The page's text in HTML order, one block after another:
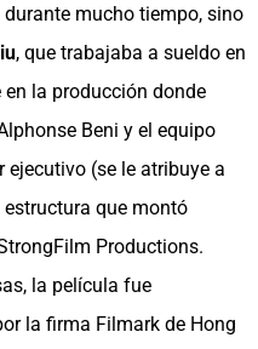
mucho tiempo, sino
, que trabajaba a sueldo en
en la producción donde
Beni y el equipo
(se le atribuye a
que montó
Productions.
la película fue
la firma Filmark de Hong